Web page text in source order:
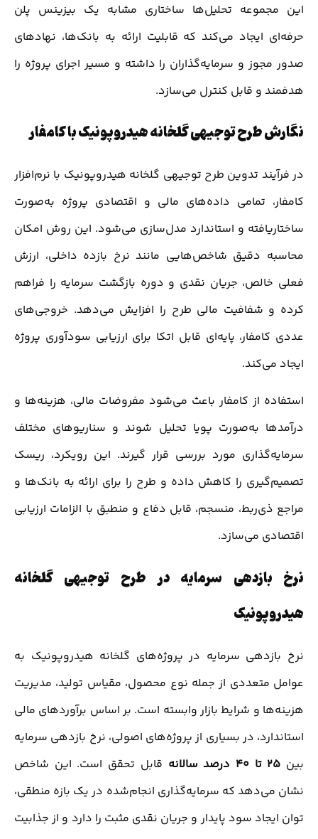
این مجموعه تحلیل‌ها ساختاری مشابه یک بیزینس پلن
حرفه‌ای ایجاد می‌کند که قابلیت ارائه به بانک‌ها، نهادهای
صدور مجوز و سرمایه‌گذاران را داشته و مسیر اجرای پروژه را
هدفمند و قابل کنترل می‌سازد.
نگارش طرح توجیهی گلخانه هیدروپونیک با کامفار
در فرآیند تدوین طرح توجیهی گلخانه هیدروپونیک با نرم‌افزار
کامفار، تمامی داده‌های مالی و اقتصادی پروژه به‌صورت
ساختاریافته و استاندارد مدل‌سازی می‌شود. این روش امکان
محاسبه دقیق شاخص‌هایی مانند نرخ بازده داخلی، ارزش
فعلی خالص، جریان نقدی و دوره بازگشت سرمایه را فراهم
کرده و شفافیت مالی طرح را افزایش می‌دهد. خروجی‌های
عددی کامفار، پایه‌ای قابل اتکا برای ارزیابی سودآوری پروژه
ایجاد می‌کند.
استفاده از کامفار باعث می‌شود مفروضات مالی، هزینه‌ها و
درآمدها به‌صورت پویا تحلیل شوند و سناریوهای مختلف
سرمایه‌گذاری مورد بررسی قرار گیرند. این رویکرد، ریسک
تصمیم‌گیری را کاهش داده و طرح را برای ارائه به بانک‌ها و
مراجع ذی‌ربط، منسجم، قابل دفاع و منطبق با الزامات ارزیابی
اقتصادی می‌سازد.
نرخ بازدهی سرمایه در طرح توجیهی گلخانه
هیدروپونیک
نرخ بازدهی سرمایه در پروژه‌های گلخانه هیدروپونیک به
عوامل متعددی از جمله نوع محصول، مقیاس تولید، مدیریت
هزینه‌ها و شرایط بازار وابسته است. بر اساس برآوردهای مالی
استاندارد، در بسیاری از پروژه‌های اصولی، نرخ بازدهی سرمایه
بین 25 تا 40 درصد سالانه
قابل تحقق است. این شاخص
نشان می‌دهد که سرمایه‌گذاری انجام‌شده در یک بازه منطقی،
توان ایجاد سود پایدار و جریان نقدی مثبت را دارد و از جذابیت